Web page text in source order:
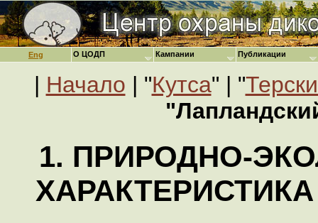
Eng
| Начало | "Кутса" | "
1. ПРИРОДНО-
О ЦОДП Кампании Публикации